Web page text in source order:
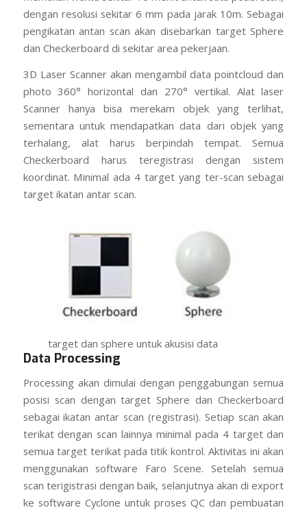
dengan resolusi sekitar 6 mm pada jarak 10m. Sebagai
pengikatan antan scan akan disebarkan target Sphere
dan Checkerboard di sekitar area pekerjaan.
3D Laser Scanner akan mengambil data pointcloud dan
photo 360° horizontal dan 270° vertikal. Alat laser
Scanner hanya bisa merekam objek yang terlihat,
sementara untuk mendapatkan data dari objek yang
terhalang, alat harus berpindah tempat. Semua
Checkerboard harus teregistrasi dengan sistem
koordinat. Minimal ada 4 target yang ter-scan sebagai
target ikatan antar scan.
target dan sphere untuk akusisi data
Data Processing
Processing akan dimulai dengan penggabungan semua
posisi scan dengan target Sphere dan Checkerboard
sebagai ikatan antar scan (registrasi). Setiap scan akan
terikat dengan scan lainnya minimal pada 4 target dan
semua target terikat pada titik kontrol. Aktivitas ini akan
menggunakan software Faro Scene. Setelah semua
scan terigistrasi dengan baik, selanjutnya akan di export
ke software Cyclone untuk proses QC dan pembuatan